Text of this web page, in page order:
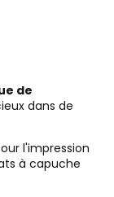
de
dans de
l'impression
à capuche